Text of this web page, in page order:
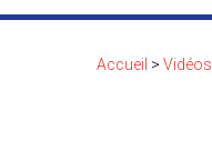
Accueil > Vidéos